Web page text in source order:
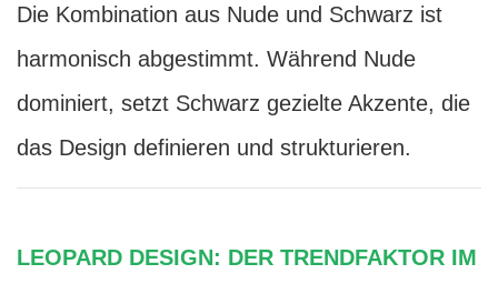
Die Kombination aus Nude und Schwarz ist
harmonisch abgestimmt. Während Nude
dominiert, setzt Schwarz gezielte Akzente, die
das Design definieren und strukturieren.
LEOPARD DESIGN: DER TRENDFAKTOR IM